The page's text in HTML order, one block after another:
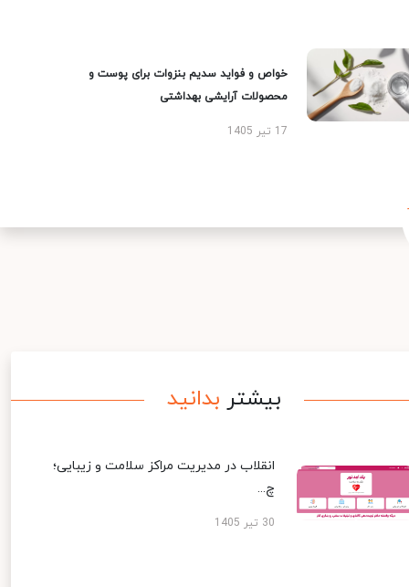
خواص و فواید سدیم بنزوات برای پوست و
محصولات آرایشی بهداشتی
17 تیر 1405
بیشتر بدانید
انقلاب در مدیریت مراکز سلامت و زیبایی؛
چ...
30 تیر 1405